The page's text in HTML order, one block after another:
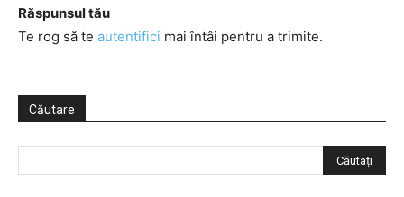
Răspunsul tău
Te rog să te autentifici mai întâi pentru a trimite.
Căutare